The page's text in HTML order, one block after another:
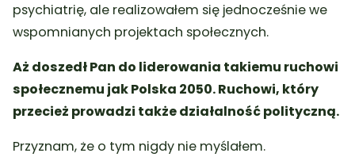
psychiatrię, ale realizowałem się jednocześnie we
wspomnianych projektach społecznych.
Aż doszedł Pan do liderowania takiemu ruchowi
społecznemu jak Polska 2050. Ruchowi, który
przecież prowadzi także działalność polityczną.
Przyznam, że o tym nigdy nie myślałem.